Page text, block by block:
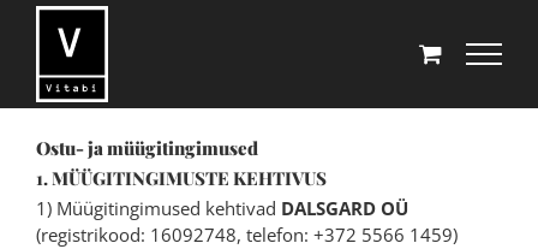
Ostu- ja müügitingimused
1. MÜÜGITINGIMUSTE KEHTIVUS
1) Müügitingimused kehtivad DALSGARD OÜ
(registrikood: 16092748, telefon: +372 5566 1459)